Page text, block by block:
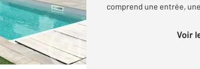
comprend une entrée,
Voir